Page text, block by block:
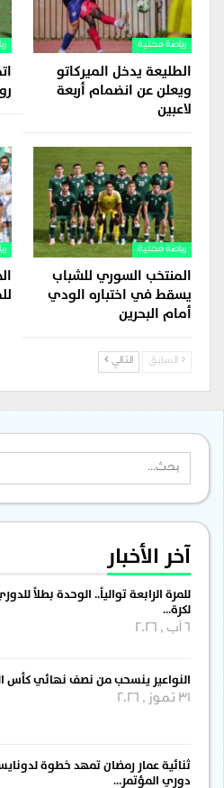
رياضة محلية
الطليعة يدخل الميركاتو
ويعلن عن انضمام أربعة
لاعبين
رياضة محلية
المنتخب السوري للشباب
يسقط في اختباره الودي
أمام البحرين
السابق التالي
آخر الأخبار
للمرة الرابعة توالياً.. الوحدة بطلاً
لكرة…
النواعير ينسحب من نصف نهائي كأس
31 تموز , 2026
ثنائية عمار رمضان تمهد خطوة
دوري المؤتمر…